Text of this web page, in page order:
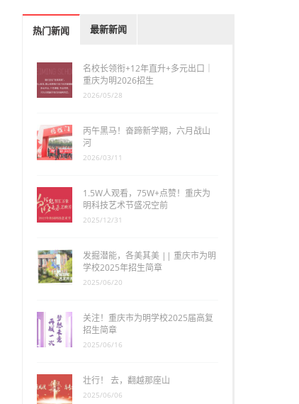
热门新闻 最新新闻
名校长领衔+12年直升+多元出口｜
重庆为明2026招生
2026/05/28
丙午黑马！奋蹄新学期，六月战山
河
2026/03/11
1.5W人观看，75W+点赞！重庆为
明科技艺术节盛况空前
2025/12/31
发掘潜能，各美其美 || 重庆市为明
学校2025年招生简章
2025/06/20
关注！重庆市为明学校2025届高复
招生简章
2025/06/16
壮行！ 去，翻越那座山
2025/06/06